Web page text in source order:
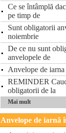
Ce se întâmplă
pe timp de
Sunt obligatorii
noiembrie
De ce nu sunt
anvelopele de
Anvelope de
REMINDER
obligatorii de la
Mai mult
Anvelope de iarnă